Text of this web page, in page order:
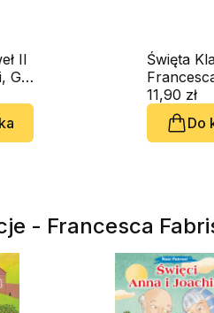
II
Elena Pascoletti, Giusy Capizzi
Święta
Asyżu
11,90 zł
Do
- Francesca